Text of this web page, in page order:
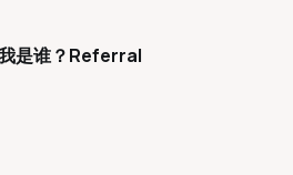
是谁？Referral